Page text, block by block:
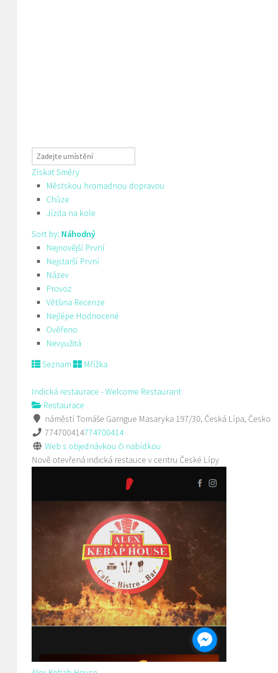
Získat Směry
Městskou hromadnou dopravou
Chůze
Jízda na kole
Sort by: Náhodný
Nejnovější První
Nejstarší První
Název
Provoz
Většina Recenze
Nejlépe Hodnocené
Ověřeno
Nevyužitá
Seznam
Mřížka
Indická restaurace - Welcome Restaurant
Restaurace
náměstí Tomáše Garrigue Masaryka 197/30, Česká Lípa, Česko
774700414774700414
Web s objednávkou či nabídkou
Nově otevřená indická restauce v centru České Lípy